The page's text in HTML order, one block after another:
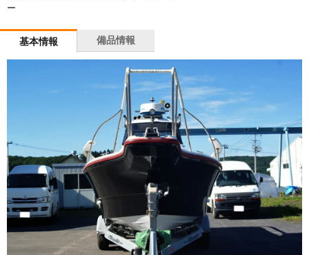
ー
基本情報 備品情報